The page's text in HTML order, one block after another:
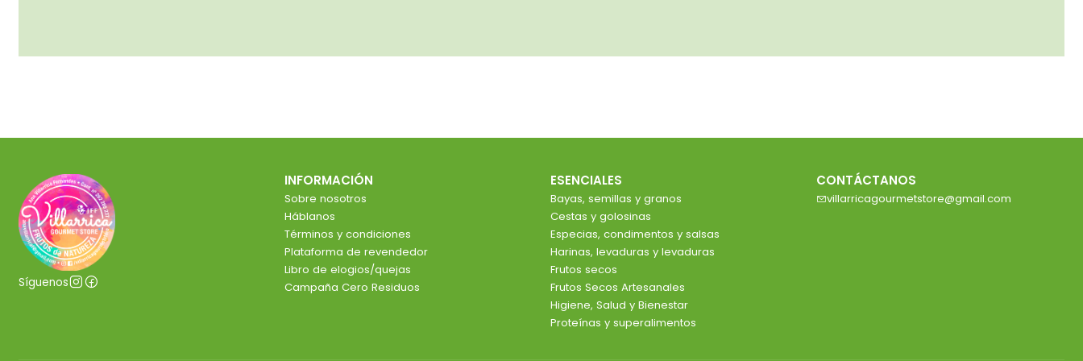
Síguenos
INFORMACIÓN
Sobre nosotros
Háblanos
Términos y condiciones
Plataforma de revendedor
Libro de elogios/quejas
Campaña Cero Residuos
ESENCIALES
Bayas, semillas y granos
Cestas y golosinas
Especias, condimentos y salsas
Harinas, levaduras y levaduras
Frutos secos
Frutos Secos Artesanales
Higiene, Salud y Bienestar
Proteínas y superalimentos
CONTÁCTANOS
villarricagourmetstore@gmail.com